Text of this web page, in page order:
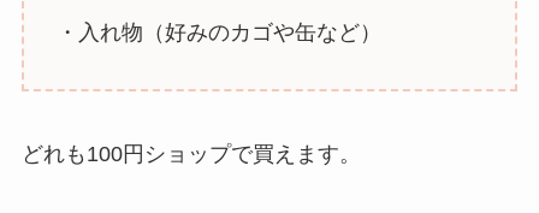
・入れ物（好みのカゴや缶など）
どれも100円ショップで買えます。